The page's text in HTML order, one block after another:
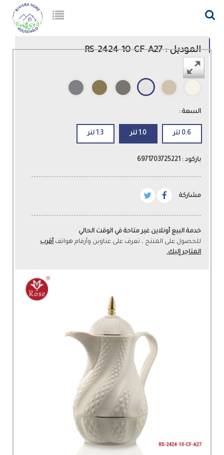
الرجوع لقائمة المنتجات
الموديل : RS-2424-10-CF-A27
اللون :
السعة :
0.6 لتر 1.0 لتر 1.3 لتر
باركود : 6971703725221
مشاركة
خدمة البيع أونلاين غير متاحة في الوقت الحالي
للحصول على المنتج ، تعرف على عناوين وأرقام هواتفأقرب
المتاجر إليك.